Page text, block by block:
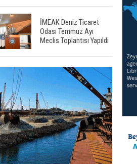
İMEAK Deniz Ticaret
Odası Temmuz Ayı
Meclis Toplantısı Yapıldı